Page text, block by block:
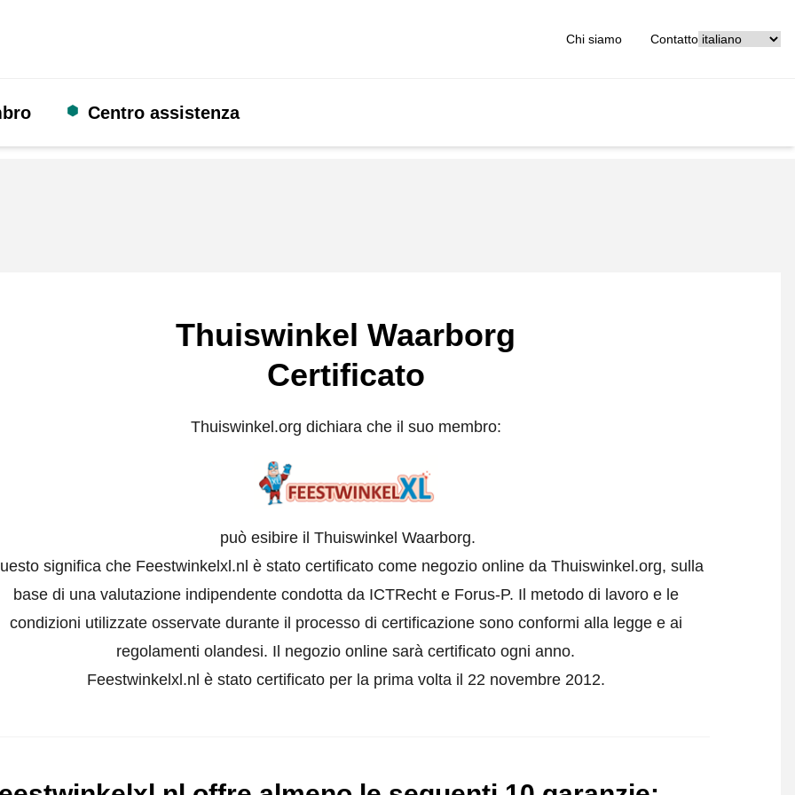
Chi siamo Contatto
Centro assistenza
Thuiswinkel Waarborg
Certificato
Thuiswinkel.org dichiara che il suo membro:
può esibire il Thuiswinkel Waarborg.
significa che Feestwinkelxl.nl è stato certificato come negozio online da Thuiswinkel.org, sulla
base di una valutazione indipendente condotta da ICTRecht e Forus-P. Il metodo di lavoro e le
condizioni utilizzate osservate durante il processo di certificazione sono conformi alla legge e ai
regolamenti olandesi. Il negozio online sarà certificato ogni anno.
Feestwinkelxl.nl è stato certificato per la prima volta il 22 novembre 2012.